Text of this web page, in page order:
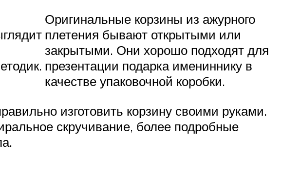
Оригинальные корзины из ажурного
плетения бывают открытыми или
закрытыми. Они хорошо подходят для
презентации подарка имениннику в
качестве упаковочной коробки.
изготовить корзину своими руками.
скручивание, более подробные